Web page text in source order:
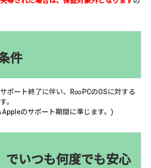
件
ポート終了に伴い、R∞PCのOSに対する
。
のサポート期間に準じます。)
でいつも何度でも安心